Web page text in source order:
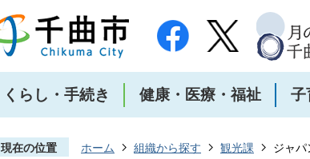
くらし・手続き 健康・医療・福祉 子
現在の位置 ホーム 組織から探す 観光課 ジャ